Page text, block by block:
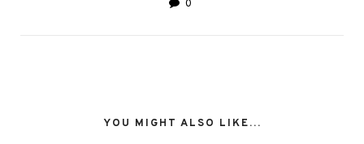
0
YOU MIGHT ALSO LIKE...